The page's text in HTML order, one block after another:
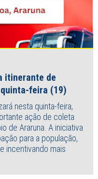
itinerante de
feira (19)
nesta quinta-feira,
ação de coleta
de Araruna. A iniciativa
para a população,
incentivando mais